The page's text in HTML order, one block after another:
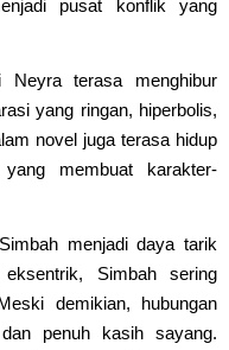
pusat konflik yang
Neyra terasa menghibur
yang ringan, hiperbolis,
novel juga terasa hidup
membuat karakter-
menjadi daya tarik
Simbah sering
demikian, hubungan
penuh kasih sayang.